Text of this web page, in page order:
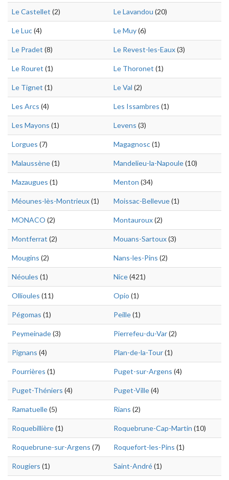
Le Castellet (2) Le Lavandou (20)
Le Luc(4) Le Muy(6)
Le Pradet (8) Le Revest-les-Eaux(3)
Le Rouret (1) Le Thoronet (1)
Le Tignet (1) Le Val (2)
Les Arcs (4) Les Issambres (1)
Les Mayons (1) Levens (3)
Lorgues (7) Magagnosc(1)
Malaussène(1) Mandelieu-la-Napoule(10)
Mazaugues (1) Menton (34)
Méounes-lès-Montrieux(1) Moissac-Bellevue(1)
MONACO (2) Montauroux(2)
Montferrat (2) Mouans-Sartoux(3)
Mougins (2) Nans-les-Pins (2)
Néoules (1) Nice(421)
Ollioules (11) Opio (1)
Pégomas (1) Peille(1)
Peymeinade(3) Pierrefeu-du-Var(2)
Pignans (4) Plan-de-la-Tour(1)
Pourrières (1) Puget-sur-Argens (4)
Puget-Théniers (4) Puget-Ville(4)
Ramatuelle(5) Rians (2)
Roquebillière(1) Roquebrune-Cap-Martin (10)
Roquebrune-sur-Argens (7) Roquefort-les-Pins (1)
Rougiers (1) Saint-André(1)